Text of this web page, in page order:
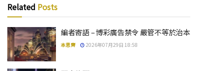
Related Posts
編者寄語 – 博彩廣告禁令 嚴管不等於治本
本思齊 2026年07月29日 18:58